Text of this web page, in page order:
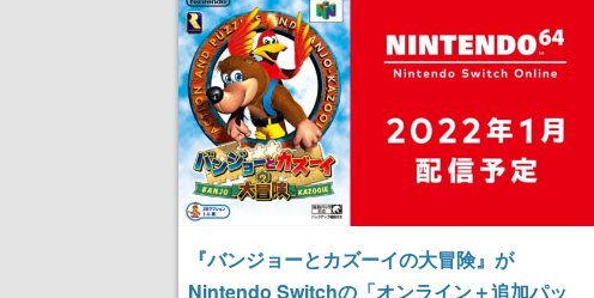
『バンジョーとカズーイの大冒険』が
Nintendo Switchの「オンライン＋追加パッ